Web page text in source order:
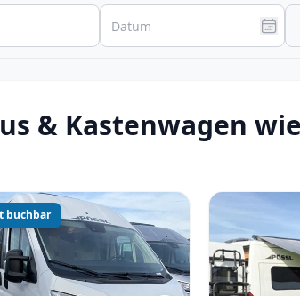
Flexibel (±3 Tage)
Teil-Integriert
Zurücksetzen Ergebnisse
& Kastenwagen
buchbar